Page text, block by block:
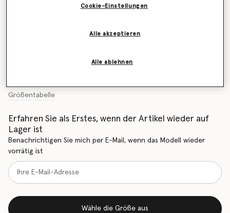
Wähle die Größe aus (Italian)
Größentabelle
Erfahren Sie als Erstes, wenn der Artikel wieder auf
Lager ist
Benachrichtigen Sie mich per E-Mail, wenn das Modell wieder
vorrätig ist
Wähle die Größe aus
Cookie-Einstellungen
Alle ablehnen
Alle akzeptieren